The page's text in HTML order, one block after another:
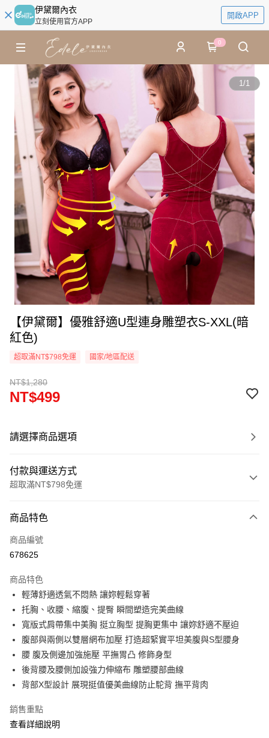
伊黛爾內衣
立刻使用官方APP
開啟APP
0
1/1
【伊黛爾】優雅舒適U型連身雕塑衣S-XXL(暗
紅色)
超取滿NT$798免運 國家/地區配送
NT$1,280
NT$499
請選擇商品選項
付款與運送方式
超取滿NT$798免運
信用卡一次付款
超商取貨付款
Apple Pay
街口支付
悠遊付
ATM付款
貨到付款
運送方式
全家取貨付款
商品特色
商品編號
678625
商品特色
輕薄舒適透氣不悶熱 讓妳輕鬆穿著
托胸、收腰、縮腹、提臀 瞬間塑造完美曲線
寬版式肩帶集中美胸 挺立胸型 提胸更集中 讓妳舒適不壓迫
腹部與兩側以雙層網布加壓 打造超緊實平坦美腹與S型腰身
腰 腹及側邊加強施壓 平撫胃凸 修飾身型
後背腰及腰側加設強力伸縮布 雕塑腰部曲線
背部X型設計 展現挺值優美曲線防止駝背 撫平背肉
銷售重點
查看詳細說明